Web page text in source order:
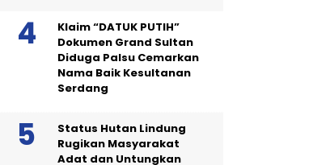
Klaim “DATUK PUTIH”
Dokumen Grand Sultan
Diduga Palsu Cemarkan
Nama Baik Kesultanan
Serdang
Status Hutan Lindung
Rugikan Masyarakat
Adat dan Untungkan